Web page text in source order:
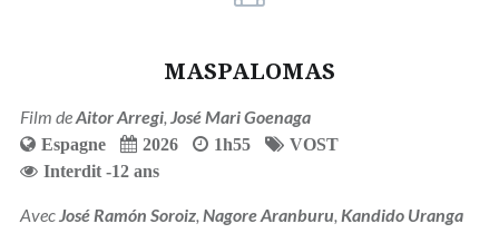
MASPALOMAS
Film deAitor Arregi, José Mari Goenaga
Espagne 2026 1h55
VOST
Interdit -12 ans
Avec José Ramón Soroiz, Nagore Aranburu Kandido Uranga